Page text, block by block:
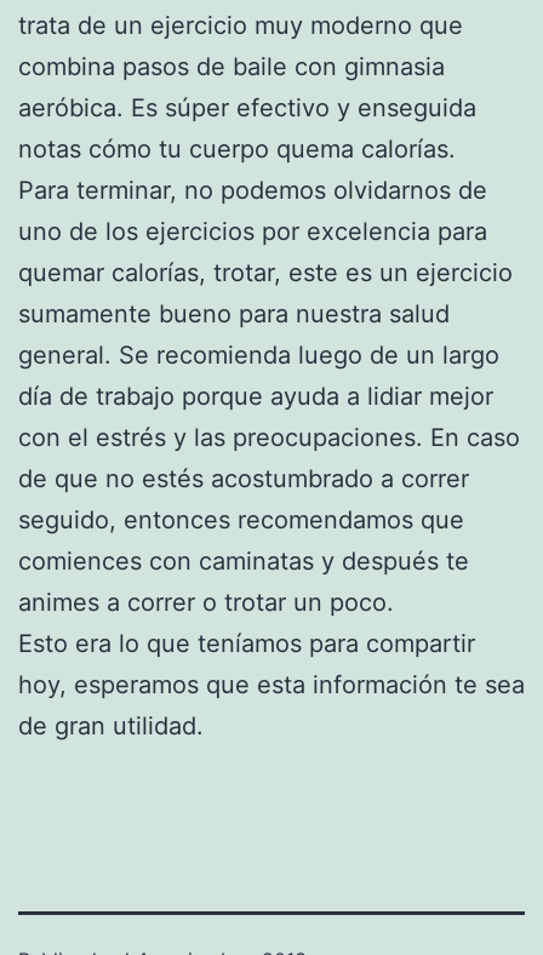
trata de un ejercicio muy moderno que
combina pasos de baile con gimnasia
aeróbica. Es súper efectivo y enseguida
notas cómo tu cuerpo quema calorías.
Para terminar, no podemos olvidarnos de
uno de los ejercicios por excelencia para
quemar calorías, trotar, este es un ejercicio
sumamente bueno para nuestra salud
general. Se recomienda luego de un largo
día de trabajo porque ayuda a lidiar mejor
con el estrés y las preocupaciones. En caso
de que no estés acostumbrado a correr
seguido, entonces recomendamos que
comiences con caminatas y después te
animes a correr o trotar un poco.
Esto era lo que teníamos para compartir
hoy, esperamos que esta información te sea
de gran utilidad.